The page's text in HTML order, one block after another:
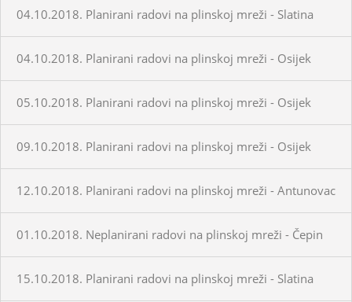
04.10.2018. Planirani radovi na plinskoj mreži - Slatina
04.10.2018. Planirani radovi na plinskoj mreži - Osijek
05.10.2018. Planirani radovi na plinskoj mreži - Osijek
09.10.2018. Planirani radovi na plinskoj mreži - Osijek
12.10.2018. Planirani radovi na plinskoj mreži - Antunovac
01.10.2018. Neplanirani radovi na plinskoj mreži - Čepin
15.10.2018. Planirani radovi na plinskoj mreži - Slatina